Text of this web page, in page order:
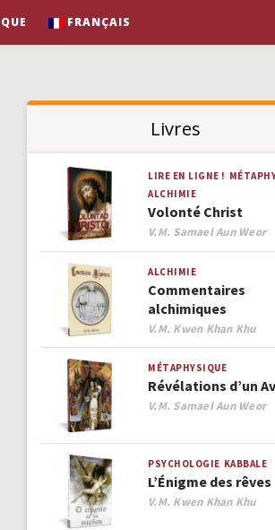
FRANÇAIS
Livres
LIRE EN LIGNE !
ALCHIMIE
Volonté Christ
Author
V.M. Samael Aun Weor
ALCHIMIE
Commentaires
alchimiques
Author
V.M. Kwen Khan Khu
MÉTAPHYSIQUE
Révélations d’un
Author
V.M. Samael Aun Weor
PSYCHOLOGIE KABBALE
L’Énigme des rêves
Author
V.M. Kwen Khan Khu